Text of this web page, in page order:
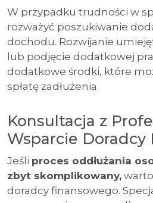
W przypadku trudności w
rozważyć poszukiwanie
dochodu. Rozwijanie
lub podjęcie dodatkowej
dodatkowe środki, które
spłatę zadłużenia.
Konsultacja z
Wsparcie Doradcy
Jeśli proces oddłużania
zbyt skomplikowany,
doradcy finansowego.